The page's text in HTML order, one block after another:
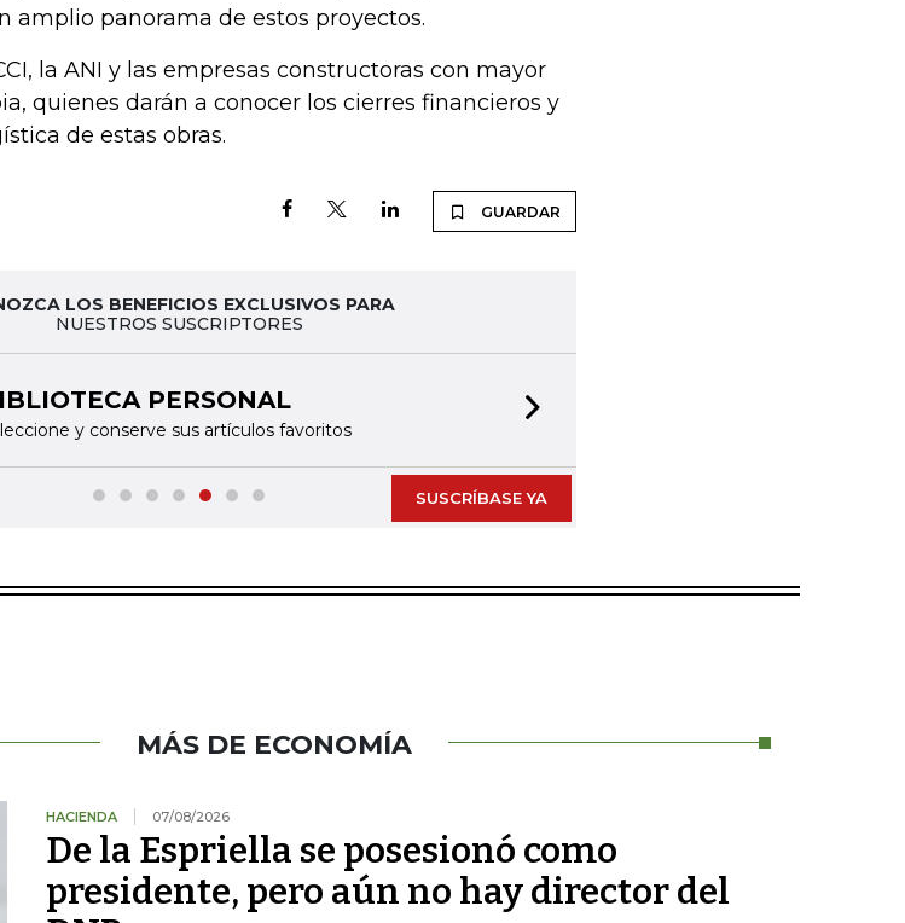
amplio panorama de estos proyectos.
la ANI y las empresas constructoras con mayor
quienes darán a conocer los cierres financieros y
de estas obras.
GUARDAR
LOS BENEFICIOS EXCLUSIVOS PARA
NUESTROS SUSCRIPTORES
PERSONAL
y conserve sus artículos favoritos
SUSCRÍBASE YA
MÁS DE ECONOMÍA
HACIENDA 07/08/2026
De la Espriella se posesionó como
presidente, pero aún no hay director del